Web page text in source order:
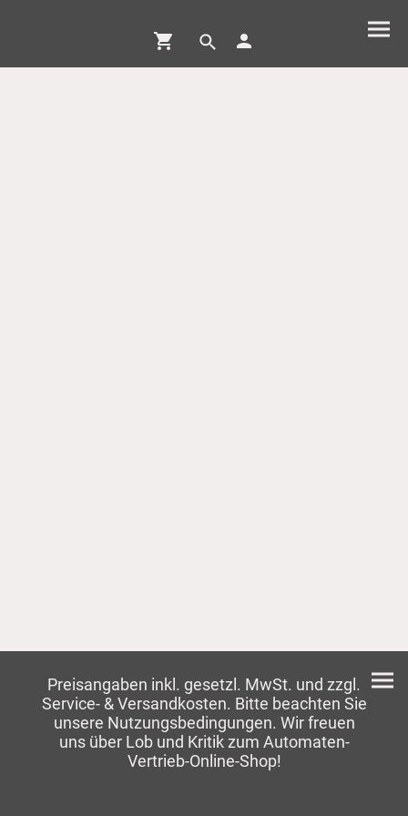
Preisangaben inkl. gesetzl. MwSt. und zzgl.
Service- & Versandkosten. Bitte beachten Sie
unsere Nutzungsbedingungen. Wir freuen
uns über Lob und Kritik zum Automaten-
Vertrieb-Online-Shop!